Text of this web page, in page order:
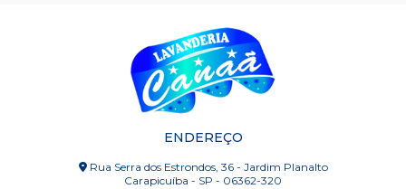
ENDEREÇO
Rua Serra dos Estrondos, 36 - Jardim Planalto
Carapicuíba - SP - 06362-320